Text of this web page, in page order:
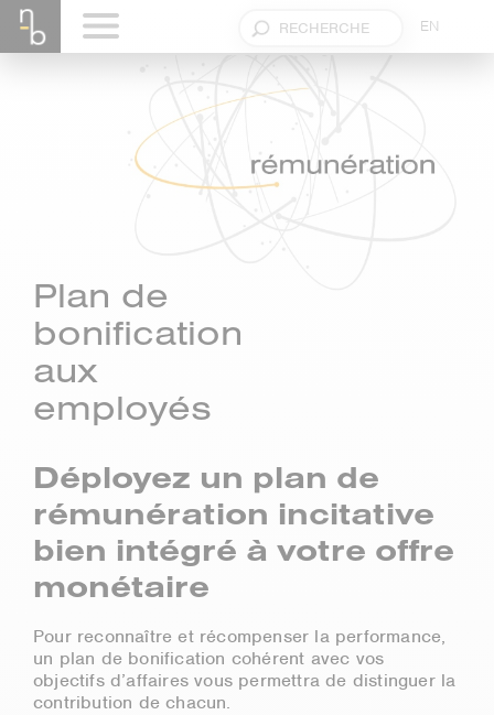
EN
Plan de
bonification
aux
employés
Déployez un plan de
rémunération incitative
bien intégré à votre offre
monétaire
Pour reconnaître et récompenser la performance,
un plan de bonification cohérent avec vos
objectifs d’affaires vous permettra de distinguer la
contribution de chacun.